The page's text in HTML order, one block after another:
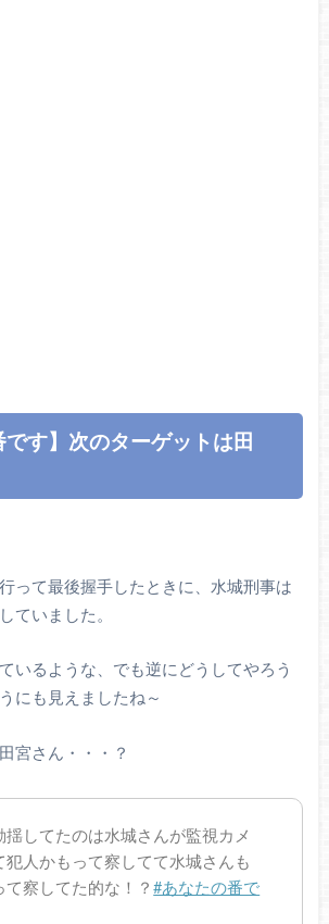
です】次のターゲットは田
って最後握手したときに、水城刑事は
ていました。
いるような、でも逆にどうしてやろう
にも見えましたね～
宮さん・・・？
揺してたのは水城さんが監視カメ
犯人かもって察してて水城さんも
て察してた的な！？#あなたの番で